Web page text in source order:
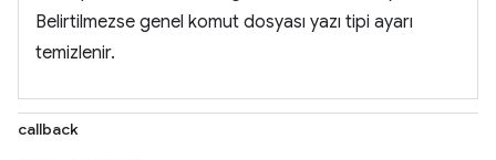
Belirtilmezse genel komut dosyası yazı tipi ayarı
temizlenir.
callback